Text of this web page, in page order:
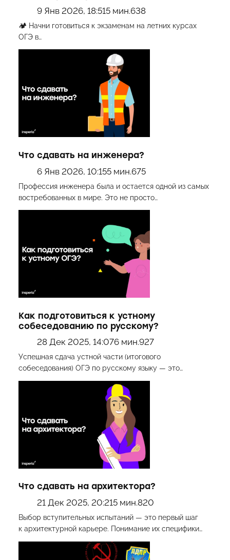
9 Янв 2026, 18:515 мин.638
🏕 Начни готовиться к экзаменам на летних курсах
ОГЭ в…
Что сдавать на инженера?
6 Янв 2026, 10:155 мин.675
Профессия инженера была и остается одной из самых
востребованных в мире. Это не просто…
Как подготовиться к устному
собеседованию по русскому?
28 Дек 2025, 14:076 мин.927
Успешная сдача устной части (итогового
собеседования) ОГЭ по русскому языку — это…
Что сдавать на архитектора?
21 Дек 2025, 20:215 мин.820
Выбор вступительных испытаний — это первый шаг
к архитектурной карьере. Понимание их специфики…